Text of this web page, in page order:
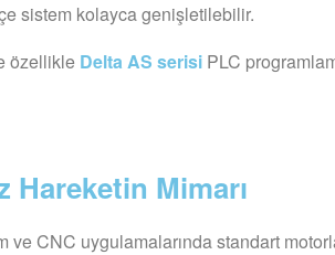
sistem kolayca genişletilebilir.
özellikle Delta AS serisi PLC
Mimarı
CNC uygulamalarında standart